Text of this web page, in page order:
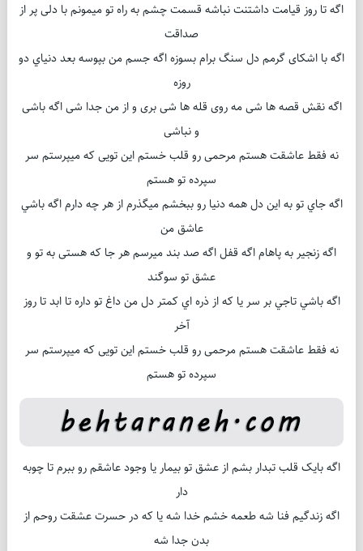
اگه تا روز قيامت داشتنت نباشه قسمت چشم به راه تو میمونم با دلی پر از
صداقت
اگه با اشکای گرمم دل سنگ برام بسوزه اگه جسم من بپوسه بعد دنياي دو
روزه
اگه نقش قصه ها شی مه روی قله ها شی بری و از من جدا شی اگه باشی
و نباشی
نه فقط عاشقت هستم مرحمی رو قلب خستم اين تویی که میپرستم سر
سپرده تو هستم
اگه جاي تو به اين دل همه دنيا رو ببخشم ميگذرم از هر چه دارم اگه باشي
عاشق من
اگه زنجیر به پاهام اگه قفل اگه صد بند میرسم هر جا که هستی به تو و
عشق تو سوگند
اگه باشي تاجي بر سر يا که از ذره اي کمتر دل من داغ تو داره تا ابد تا روز
آخر
نه فقط عاشقت هستم مرحمی رو قلب خستم اين تویی که میپرستم سر
سپرده تو هستم
اگه بايک قلب تبدار بشم از عشق تو بيمار يا وجود عاشقم رو ببرم تا چوبه
دار
اگه زندگيم فنا شه طعمه خشم خدا شه يا که در حسرت عشقت روحم از
بدن جدا شه